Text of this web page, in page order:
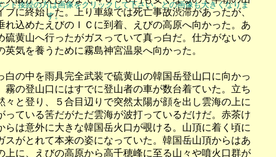
ド接続の方は画像をクリックして下さい。どの画像も大きくなりま
す。
に終始した。上り車線では死亡事故渋滞があったが、
れ込めたえびのＩＣに到着、えびの高原へ向かった。あ
硫黄山へ行ったがガスっていて真っ白だ。仕方がないの
気を養うために霧島神宮温泉へ向かった。
の中を雨具完全武装で硫黄山の韓国岳登山口に向かっ
霧の登山口にはすでに登山者の車が数台着ていた。立ち
と登り、５合目辺りで突然太陽が顔を出し雲海の上に
っている筈だがただ雲海が波打っているだけだ。赤茶け
らは意外に大きな韓国岳火口が覗ける。山頂に着く頃に
スがとれて本来の姿になっていた。韓国岳山頂からはあ
上に、えびの高原から高千穂峰に至る山々や噴火口群が